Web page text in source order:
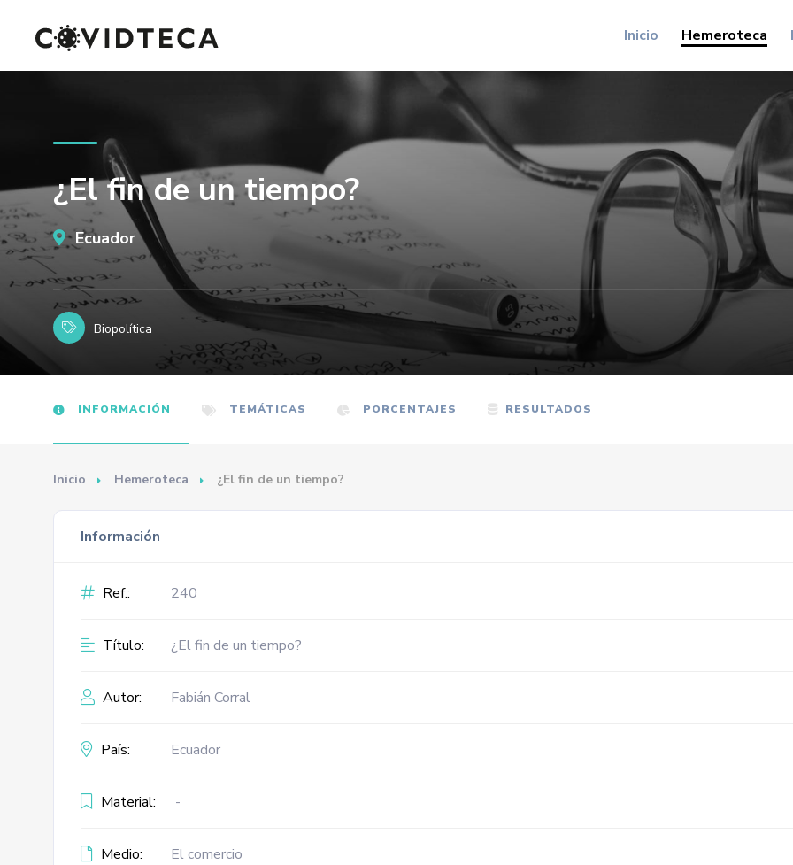
Inicio Hemeroteca
¿El fin de un tiempo?
Ecuador
Biopolítica
INFORMACIÓN TEMÁTICAS PORCENTAJES RESULTADOS
Inicio Hemeroteca ¿El fin de un tiempo?
Información
Ref.: 240
Título: ¿El fin de un tiempo?
Autor: Fabián Corral
País: Ecuador
Material: -
Medio: El comercio